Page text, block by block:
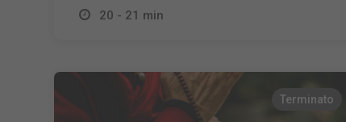
20 - 21 min
Terminato